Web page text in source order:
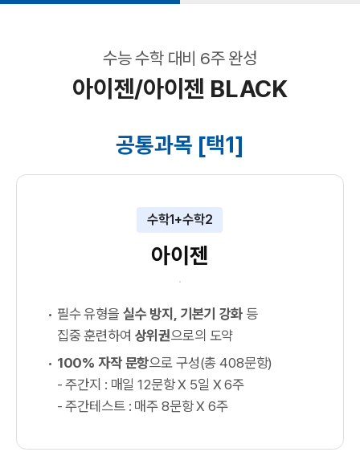
수능 수학 대비 6주 완성
아이젠/아이젠 BLACK
공통과목 [택1]
수학1+수학2
아이젠
필수 유형을 실수 방지, 기본기 강화등
집중 훈련하여 상위권으로의 도약
100% 자작 문항으로 구성(총 408문항)
- 주간지 : 매일 12문항 X 5일 X 6주
- 주간테스트 : 매주 8문항 X 6주